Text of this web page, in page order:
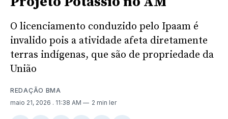
O licenciamento conduzido pelo Ipaam é
invalido pois a atividade afeta diretamente
terras indígenas, que são de propriedade da
União
REDAÇÃO BMA
maio 21, 2026 . 11:38 AM 2 min ler